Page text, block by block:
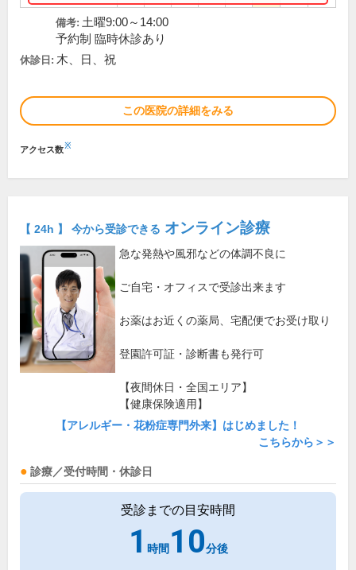
備考: 土曜9:00～14:00
予約制 臨時休診あり
休診日: 木、日、祝
この医院の詳細をみる
アクセス数※
【 24h 】 今から受診できる オンライン診療
急な発熱や風邪などの体調不良に
ご自宅・オフィスで受診出来ます
お薬はお近くの薬局、宅配便でお受け取り
登園許可証・診断書も発行可
【夜間休日・全国エリア】
【健康保険適用】
【アレルギー・花粉症専門外来】はじめました！
こちらから＞＞
診療／受付時間・休診日
受診までの目安時間
1 時間10分後